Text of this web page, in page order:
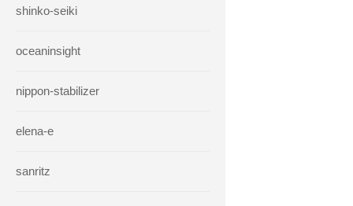
shinko-seiki
oceaninsight
nippon-stabilizer
elena-e
sanritz